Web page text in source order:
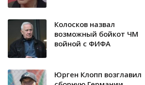
Колосков назвал
возможный бойкот ЧМ
войной с ФИФА
Юрген Клопп возглавил